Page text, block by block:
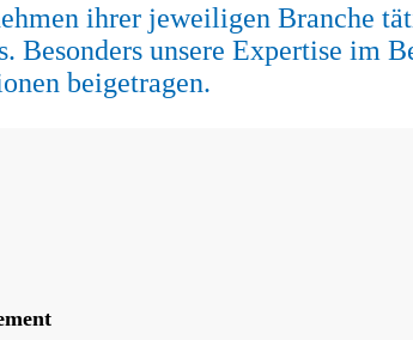
ihrer jeweiligen Branche
Besonders unsere Expertise im
beigetragen.